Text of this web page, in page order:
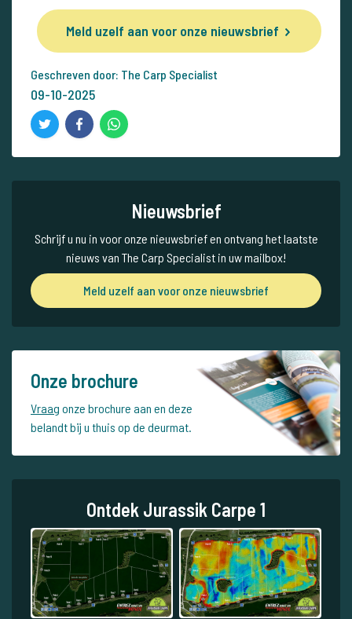
Meld uzelf aan voor onze nieuwsbrief
Geschreven door: The Carp Specialist
09-10-2025
Nieuwsbrief
Schrijf u nu in voor onze nieuwsbrief en ontvang het laatste
nieuws van The Carp Specialist in uw mailbox!
Meld uzelf aan voor onze nieuwsbrief
Onze brochure
Vraag onze brochure aan en deze
belandt bij u thuis op de deurmat.
Ontdek Jurassik Carpe 1